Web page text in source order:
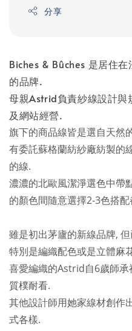
分享
Biches & Bûches 是居住
的品牌.
母親Astrid負責紗線設計
及網站經營.
旗下的商品線皆是選自天然
有委託蘇格蘭紡紗廠紡製的
的線.
濃濃的北歐風潔淨選色中帶
的顏色間隨意選擇2-3色搭
雖是初出茅廬的新線品牌,
特別是編織配色或是立體麻
喜愛編織的Astrid自6歲師
質樸耐看.
其他設計師用她家線材創作
式各樣.